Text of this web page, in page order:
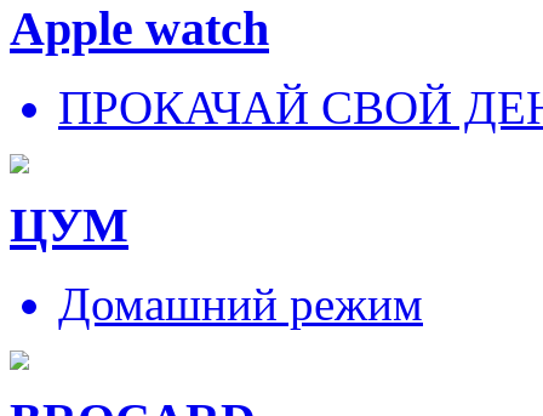
Apple watch
ПРОКАЧАЙ СВОЙ
ЦУМ
Домашний режим